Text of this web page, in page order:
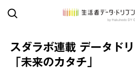
スダラボ連載 データド
「未来のカタチ」